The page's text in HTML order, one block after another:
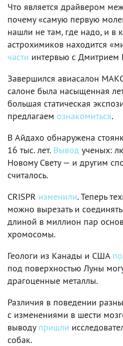
Что является драйвером
почему «самую первую
нашли не там, где надо, и в
астрохимиков находится
части интервью с Дмитрием
Завершился авиасалон
салоне была насыщенная
большая статическая
предлагаем ознакомиться.
В Айдахо обнаружена
16 тыс. лет. Вывод ученых:
Новому Свету — и другим
считалось.
CRISPR изменили. Теперь
можно вырезать и
длиной в миллион пар
хромосомы.
Геологи из Канады и США
под поверхностью Луны
драгоценные металлы.
Различия в поведении
с изменениями в шести
выводу пришли
собак.